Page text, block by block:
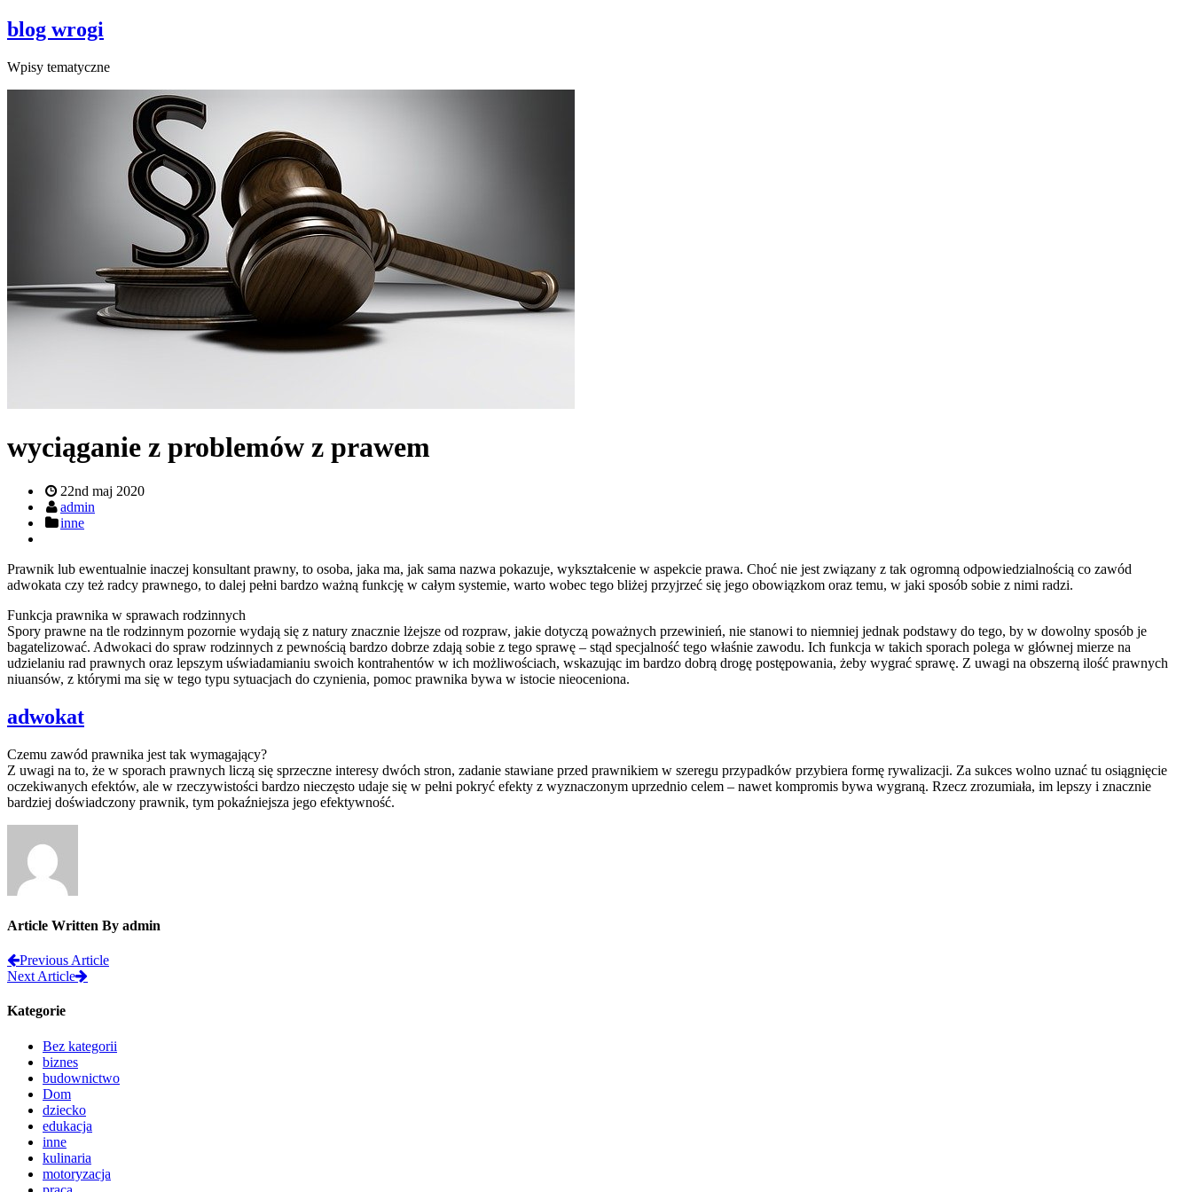
blog wrogi
Wpisy tematyczne
wyciąganie z problemów z prawem
22nd maj 2020
admin
inne
Prawnik lub ewentualnie inaczej konsultant prawny, to osoba, jaka ma, jak sama nazwa pokazuje, wykształcenie w aspekcie prawa. Choć nie jest związany z tak ogromną odpowiedzialnością co zawód
adwokata czy też radcy prawnego, to dalej pełni bardzo ważną funkcję w całym systemie, warto wobec tego bliżej przyjrzeć się jego obowiązkom oraz temu, w jaki sposób sobie z nimi radzi.
Funkcja prawnika w sprawach rodzinnych
Spory prawne na tle rodzinnym pozornie wydają się z natury znacznie lżejsze od rozpraw, jakie dotyczą poważnych przewinień, nie stanowi to niemniej jednak podstawy do tego, by w dowolny sposób je
bagatelizować. Adwokaci do spraw rodzinnych z pewnością bardzo dobrze zdają sobie z tego sprawę – stąd specjalność tego właśnie zawodu. Ich funkcja w takich sporach polega w głównej mierze na
udzielaniu rad prawnych oraz lepszym uświadamianiu swoich kontrahentów w ich możliwościach, wskazując im bardzo dobrą drogę postępowania, żeby wygrać sprawę. Z uwagi na obszerną ilość prawnych
niuansów, z którymi ma się w tego typu sytuacjach do czynienia, pomoc prawnika bywa w istocie nieoceniona.
adwokat
Czemu zawód prawnika jest tak wymagający?
Z uwagi na to, że w sporach prawnych liczą się sprzeczne interesy dwóch stron, zadanie stawiane przed prawnikiem w szeregu przypadków przybiera formę rywalizacji. Za sukces wolno uznać tu osiągnięcie
oczekiwanych efektów, ale w rzeczywistości bardzo nieczęsto udaje się w pełni pokryć efekty z wyznaczonym uprzednio celem – nawet kompromis bywa wygraną. Rzecz zrozumiała, im lepszy i znacznie
bardziej doświadczony prawnik, tym pokaźniejsza jego efektywność.
Article Written By admin
Previous Article
Next Article
Kategorie
Bez kategorii
biznes
budownictwo
Dom
dziecko
edukacja
inne
kulinaria
motoryzacja